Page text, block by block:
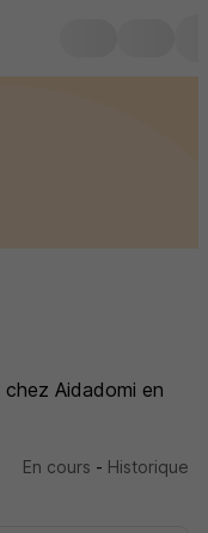
chez Aidadomi en
En cours - Historique